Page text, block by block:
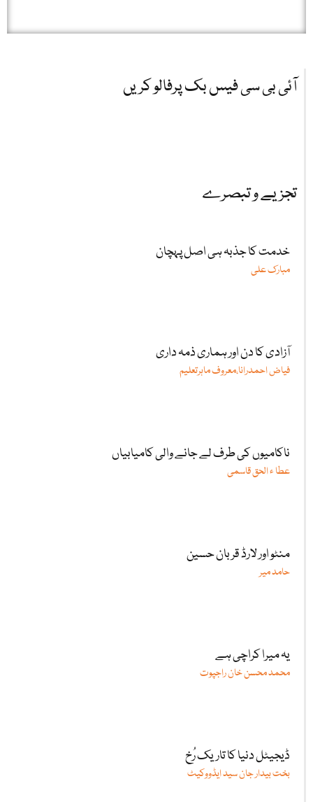
آئی بی سی فیس بک پرفالو کریں
تجزیے و تبصرے
خدمت کا جذبہ ہی اصل پہچان
مبارک علی
آزادی کا دن اور ہماری ذمہ داری
فیاض احمدرانا،معروف ماہرتعلیم
ناکامیوں کی طرف لے جانے والی کامیابیاں
عطا ء الحق قاسمی
منٹو اور لارڈ قربان حسین
حامد میر
یہ میرا کراچی ہے
محمد محسن خان راجپوت
ڈیجیٹل دنیا کا تاریک رُخ
بخت بیدار جان سید ایڈووکیٹ